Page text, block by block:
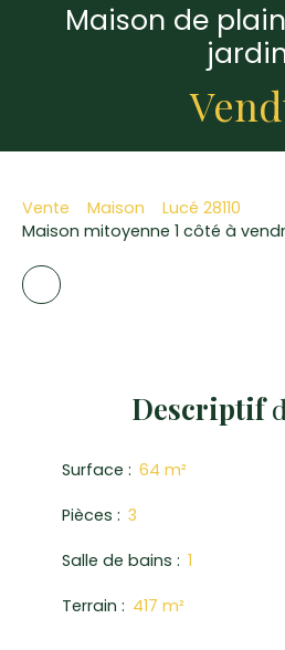
Maison de
Vente Maison
Lucé 28110
Maison mitoyenne 1 côté à
Descriptif
Surface : 64 m²
Pièces : 3
Salle de bains : 1
Terrain : 417 m²